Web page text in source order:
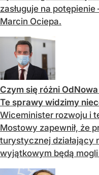
zasługuje na
Marcin Ociepa.
Czym się różni
Te sprawy widzimy
Wiceminister rozwoju i
Mostowy zapewnił, że
turystycznej działający
wyjątkowym będą